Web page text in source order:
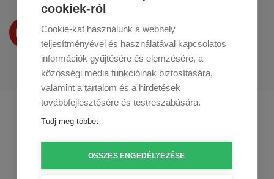
Termékeinket
a Youtube-on is bemutatjuk
Profikuchar.sk
Profikuchař.cz
cookiek-ról
Cookie-kat használunk a webhely
teljesítményével és használatával kapcsolatos
információk gyűjtésére és elemzésére, a
közösségi média funkcióinak biztosítására,
valamint a tartalom és a hirdetések
továbbfejlesztésére és testreszabására.
Tudj meg többet
ÖSSZES ENGEDÉLYEZÉSE